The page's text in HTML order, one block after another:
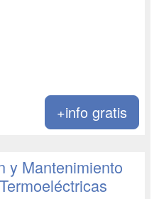
+info gratis
y Mantenimiento